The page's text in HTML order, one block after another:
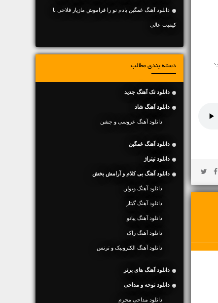
دانلود آهنگ غمگین یادم تو را فراموش مازیار فلاحی با
کیفیت عالی
دسته بندی مطالب
دانلود تک آهنگ جدید
دانلود آهنگ شاد
دانلود آهنگ عروسی و جشن
دانلود آهنگ غمگین
دانلود تیتراژ
دانلود آهنگ بی کلام و آرامش بخش
دانلود آهنگ ویولن
دانلود آهنگ گیتار
دانلود آهنگ پیانو
دانلود آهنگ راک
دانلود آهنگ الکترونیک و ترنس
دانلود آهنگ های برتر
دانلود نوحه و مداحی
دانلود مداحی محرم